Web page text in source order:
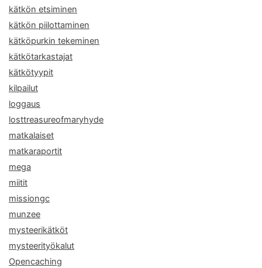
kätkön etsiminen
kätkön piilottaminen
kätköpurkin tekeminen
kätkötarkastajat
kätkötyypit
kilpailut
loggaus
losttreasureofmaryhyde
matkalaiset
matkaraportit
mega
miitit
missiongc
munzee
mysteerikätköt
mysteerityökalut
Opencaching